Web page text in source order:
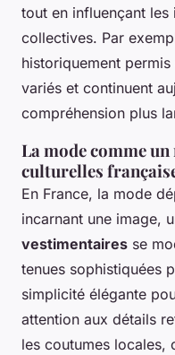
tout en influençant
collectives. Par
historiquement
variés et continuent
compréhension plus
La mode comme
culturelles
En France, la mode
incarnant une image,
vestimentaires se
tenues sophistiquées
simplicité élégante
attention aux détails
les coutumes locales,